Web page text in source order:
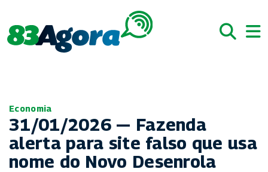
Economia
31/01/2026 — Fazenda
alerta para site falso que usa
nome do Novo Desenrola